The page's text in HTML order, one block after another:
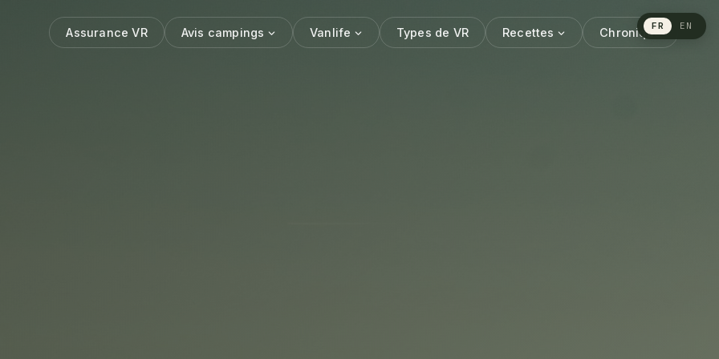
Assurance VR Avis campings Vanlife Types de VR Recettes Chronique
FR EN